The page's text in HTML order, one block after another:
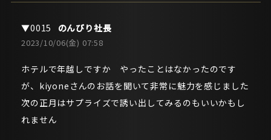
のんびり社長
2023/10/06(金) 07:58
ホテルで年越しですか やったことはなかったのです
が、kiyoneさんのお話を聞いて非常に魅力を感じました
次の正月はサプライズで誘い出してみるのもいいかもし
れません